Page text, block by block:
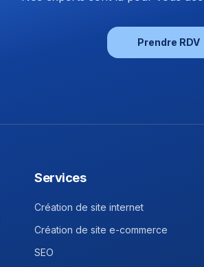
Prendre RDV
Services
Création de site internet
Création de site e-commerce
SEO